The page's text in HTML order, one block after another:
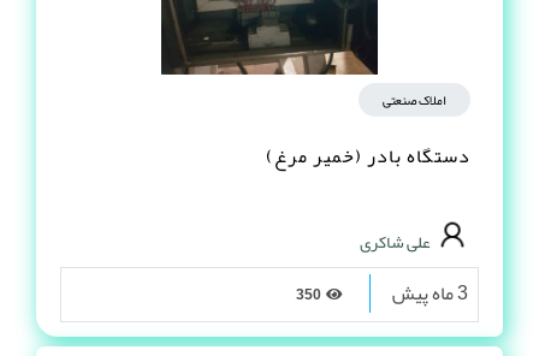
املاک صنعتی
دستگاه بادر (خمیر مرغ)
علی شاکری
3 ماه پیش